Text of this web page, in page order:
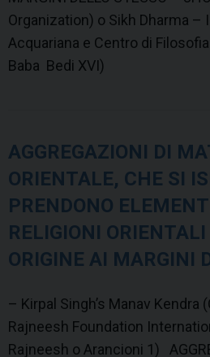
Organization) o Sikh Dharma –
Acquariana e Centro di
Baba Bedi XVI)
AGGREGAZIONI DI
ORIENTALE, CHE SI
PRENDONO
RELIGIONI
ORIGINE AI MARGINI
– Kirpal Singh’s Manav Kendra
Rajneesh Foundation
Rajneesh o Arancioni 1)